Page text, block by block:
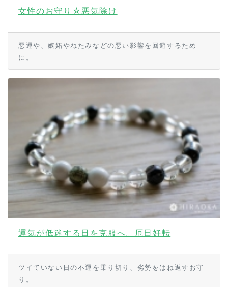
女性のお守り☆悪気除け
悪運や、嫉妬やねたみなどの悪い影響を回避するため
に。
運気が低迷する日を克服へ。厄日好転
ツイていない日の不運を乗り切り、劣勢をはね返すお守
り。